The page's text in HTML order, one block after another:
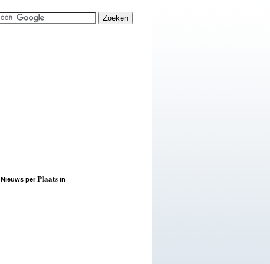
Nieuws perPlaats in